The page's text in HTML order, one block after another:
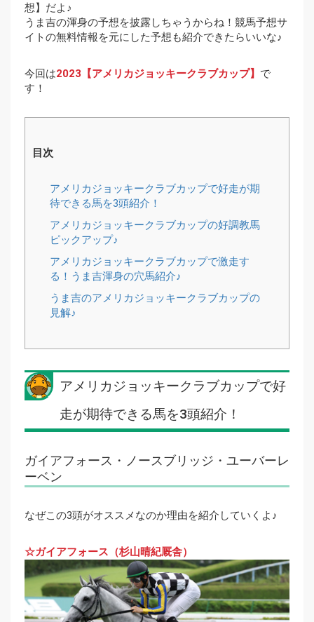
想】だよ♪
うま吉の渾身の予想を披露しちゃうからね！競馬予想サ
イトの無料情報を元にした予想も紹介できたらいいな♪
今回は2023【アメリカジョッキークラブカップ】 で
す！
目次
アメリカジョッキークラブカップで好走が期
待できる馬を3頭紹介！
アメリカジョッキークラブカップの好調教馬
ピックアップ♪
アメリカジョッキークラブカップで激走す
る！うま吉渾身の穴馬紹介♪
うま吉のアメリカジョッキークラブカップの
見解♪
アメリカジョッキークラブカップで好
走が期待できる馬を3頭紹介！
ガイアフォース・ノースブリッジ・ユーバーレ
ーベン
なぜこの3頭がオススメなのか理由を紹介していくよ♪
☆ガイアフォース（杉山晴紀厩舎）